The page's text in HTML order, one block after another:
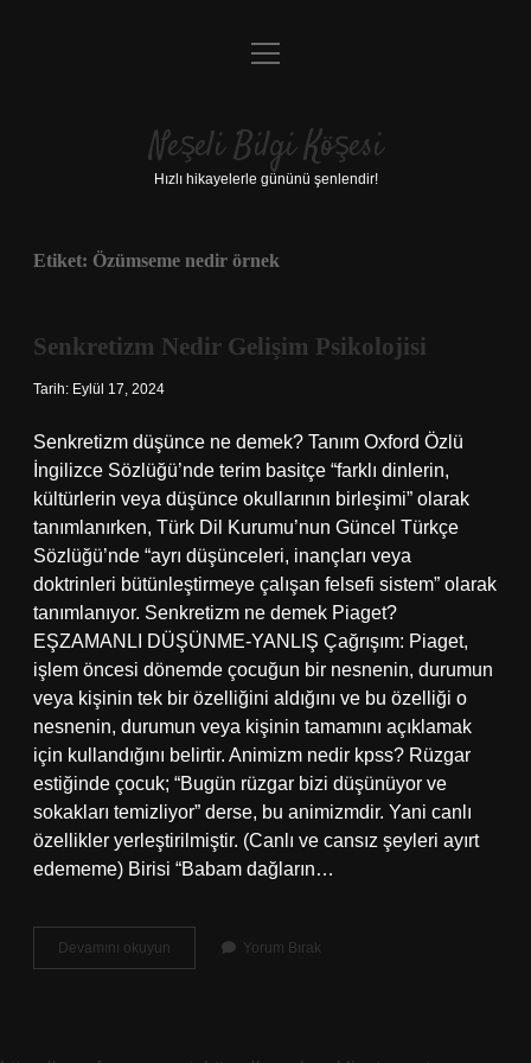
Anasayfa
Yasal Uyarı
menüyü
Neşeli Bilgi Köşesi
Hızlı hikayelerle gününü şenlendir!
Etiket: Özümseme nedir örnek
Senkretizm Nedir Gelişim Psikolojisi
Tarih: Eylül 17, 2024
Senkretizm düşünce ne demek? Tanım Oxford Özlü
İngilizce Sözlüğü’nde terim basitçe “farklı dinlerin,
kültürlerin veya düşünce okullarının birleşimi” olarak
tanımlanırken, Türk Dil Kurumu’nun Güncel Türkçe
Sözlüğü’nde “ayrı düşünceleri, inançları veya
doktrinleri bütünleştirmeye çalışan felsefi sistem” olarak
tanımlanıyor. Senkretizm ne demek Piaget?
EŞZAMANLI DÜŞÜNME-YANLIŞ Çağrışım: Piaget,
işlem öncesi dönemde çocuğun bir nesnenin, durumun
veya kişinin tek bir özelliğini aldığını ve bu özelliği o
nesnenin, durumun veya kişinin tamamını açıklamak
için kullandığını belirtir. Animizm nedir kpss? Rüzgar
estiğinde çocuk; “Bugün rüzgar bizi düşünüyor ve
sokakları temizliyor” derse, bu animizmdir. Yani canlı
özellikler yerleştirilmiştir. (Canlı ve cansız şeyleri ayırt
edememe) Birisi “Babam dağların…
Devamını okuyun Senkretizm
Nedir
Yorum Bırak